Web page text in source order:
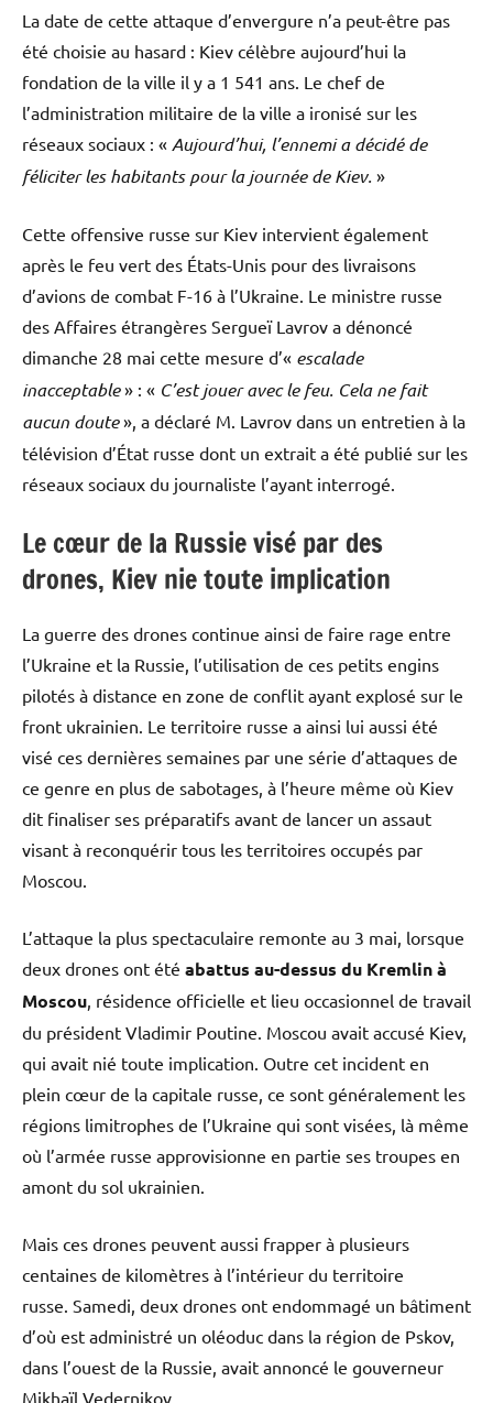
La date de cette attaque d’envergure n’a peut-être pas
été choisie au hasard : Kiev célèbre aujourd’hui la
fondation de la ville il y a 1 541 ans. Le chef de
l’administration militaire de la ville a ironisé sur les
réseaux sociaux : « Aujourd’hui, l’ennemi a décidé de
féliciter les habitants pour la journée de Kiev. »
Cette offensive russe sur Kiev intervient également
après le feu vert des États-Unis pour des livraisons
d’avions de combat F-16 à l’Ukraine. Le ministre russe
des Affaires étrangères Sergueï Lavrov a dénoncé
dimanche 28 mai cette mesure d’« escalade
inacceptable» : « C’est jouer avec le feu. Cela ne fait
aucun doute», a déclaré M. Lavrov dans un entretien à la
télévision d’État russe dont un extrait a été publié sur les
réseaux sociaux du journaliste l’ayant interrogé.
Le cœur de la Russie visé par des
drones, Kiev nie toute implication
La guerre des drones continue ainsi de faire rage entre
l’Ukraine et la Russie, l’utilisation de ces petits engins
pilotés à distance en zone de conflit ayant explosé sur le
front ukrainien. Le territoire russe a ainsi lui aussi été
visé ces dernières semaines par une série d’attaques de
ce genre en plus de sabotages, à l’heure même où Kiev
dit finaliser ses préparatifs avant de lancer un assaut
visant à reconquérir tous les territoires occupés par
Moscou.
L’attaque la plus spectaculaire remonte au 3 mai, lorsque
deux drones ont été abattus au-dessus du Kremlin à
Moscou, résidence officielle et lieu occasionnel de travail
du président Vladimir Poutine. Moscou avait accusé Kiev,
qui avait nié toute implication. Outre cet incident en
plein cœur de la capitale russe, ce sont généralement les
régions limitrophes de l’Ukraine qui sont visées, là même
où l’armée russe approvisionne en partie ses troupes en
amont du sol ukrainien.
Mais ces drones peuvent aussi frapper à plusieurs
centaines de kilomètres à l’intérieur du territoire
russe. Samedi, deux drones ont endommagé un bâtiment
d’où est administré un oléoduc dans la région de Pskov,
dans l’ouest de la Russie, avait annoncé le gouverneur
Mikhaïl Vedernikov.